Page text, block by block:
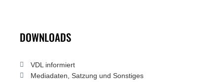
DOWNLOADS
VDL informiert
Mediadaten, Satzung und Sonstiges